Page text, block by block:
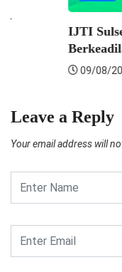
34 Tahun
09/08/2026
Leave a Reply
Your email address will